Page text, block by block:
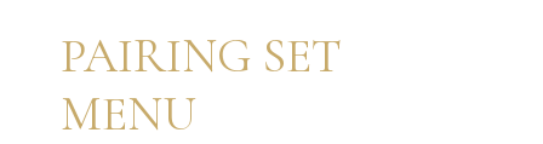
PAIRING SET
MENU